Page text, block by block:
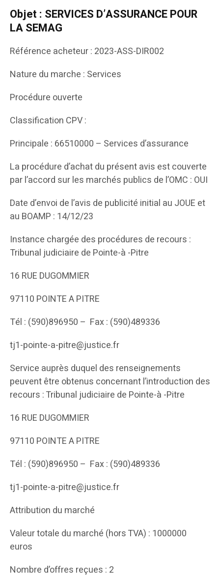
Objet : SERVICES D’ASSURANCE POUR
LA SEMAG
Référence acheteur : 2023-ASS-DIR002
Nature du marche : Services
Procédure ouverte
Classification CPV :
Principale : 66510000 – Services d’assurance
La procédure d’achat du présent avis est couverte
par l’accord sur les marchés publics de l’OMC : OUI
Date d’envoi de l’avis de publicité initial au JOUE et
au BOAMP : 14/12/23
Instance chargée des procédures de recours :
Tribunal judiciaire de Pointe-à -Pitre
16 RUE DUGOMMIER
97110 POINTE A PITRE
Tél : (590)896950 – Fax : (590)489336
tj1-pointe-a-pitre@justice.fr
Service auprès duquel des renseignements
peuvent être obtenus concernant l’introduction des
recours : Tribunal judiciaire de Pointe-à -Pitre
16 RUE DUGOMMIER
97110 POINTE A PITRE
Tél : (590)896950 – Fax : (590)489336
tj1-pointe-a-pitre@justice.fr
Attribution du marché
Valeur totale du marché (hors TVA) : 1000000
euros
Nombre d’offres reçues : 2